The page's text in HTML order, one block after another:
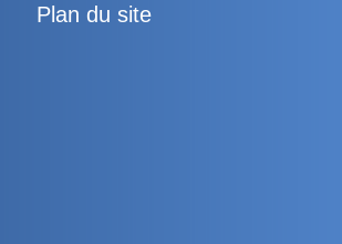
Plan du site